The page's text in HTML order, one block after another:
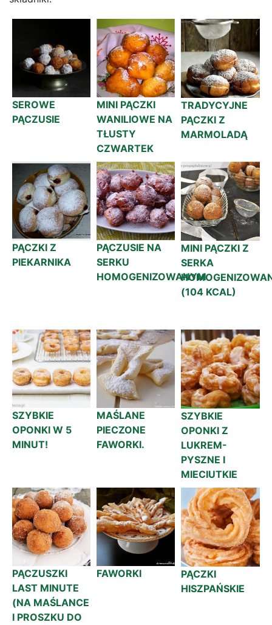
SEROWE
PĄCZUSIE
MINI PĄCZKI
WANILIOWE NA
TŁUSTY
CZWARTEK
TRADYCYJNE
PĄCZKI Z
MARMOLADĄ
PĄCZKI Z
PIEKARNIKA
PĄCZUSIE NA
SERKU
HOMOGENIZOWANYM
MINI PĄCZKI Z
SERKA
(104 KCAL)
SZYBKIE
OPONKI W 5
MINUT!
MAŚLANE
PIECZONE
FAWORKI.
SZYBKIE
OPONKI Z
LUKREM-
PYSZNE I
MIECIUTKIE
PĄCZUSZKI
LAST MINUTE
(NA MAŚLANCE
I PROSZKU DO
FAWORKI
PĄCZKI
HISZPAŃSKIE